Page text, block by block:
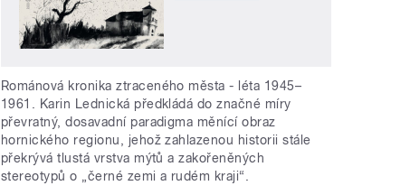
Románová kronika ztraceného města - léta 1945–
1961. Karin Lednická předkládá do značné míry
převratný, dosavadní paradigma měnící obraz
hornického regionu, jehož zahlazenou historii stále
překrývá tlustá vrstva mýtů a zakořeněných
stereotypů o „černé zemi a rudém kraji“.